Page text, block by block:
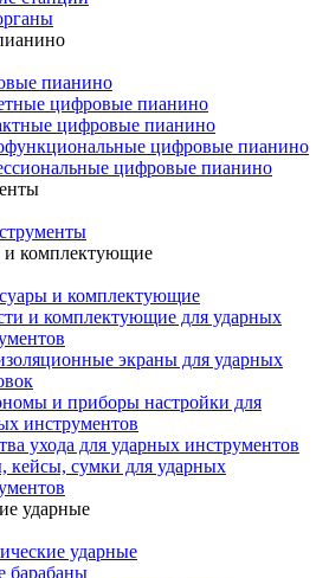
пианино
цифровые пианино
цифровые пианино
цифровые пианино
цифровые пианино
и комплектующие
и комплектующие
и комплектующие для ударных
экраны для ударных
и приборы настройки для
инструментов
ухода для ударных инструментов
кейсы, сумки для ударных
ударные
ударные
барабаны